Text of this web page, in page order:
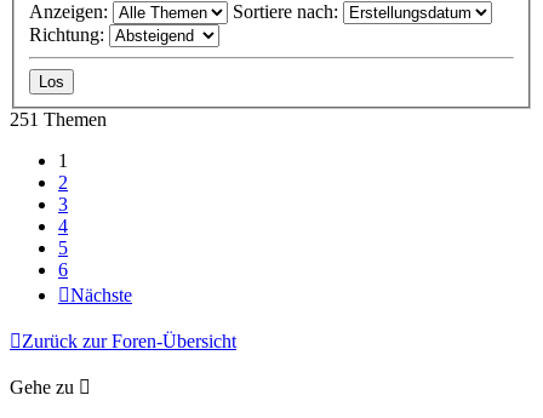
Anzeigen:
Sortiere nach:
Richtung:
251 Themen
1
2
3
4
5
6
Nächste
Zurück zur Foren-Übersicht
Gehe zu